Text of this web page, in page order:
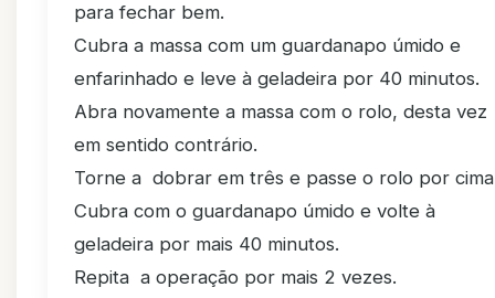
para fechar bem.
Cubra a massa com um guardanapo úmido e
enfarinhado e leve à geladeira por 40 minutos.
Abra novamente a massa com o rolo, desta vez
em sentido contrário.
Torne a dobrar em três e passe o rolo por
Cubra com o guardanapo úmido e volte à
geladeira por mais 40 minutos.
Repita a operação por mais 2 vezes.